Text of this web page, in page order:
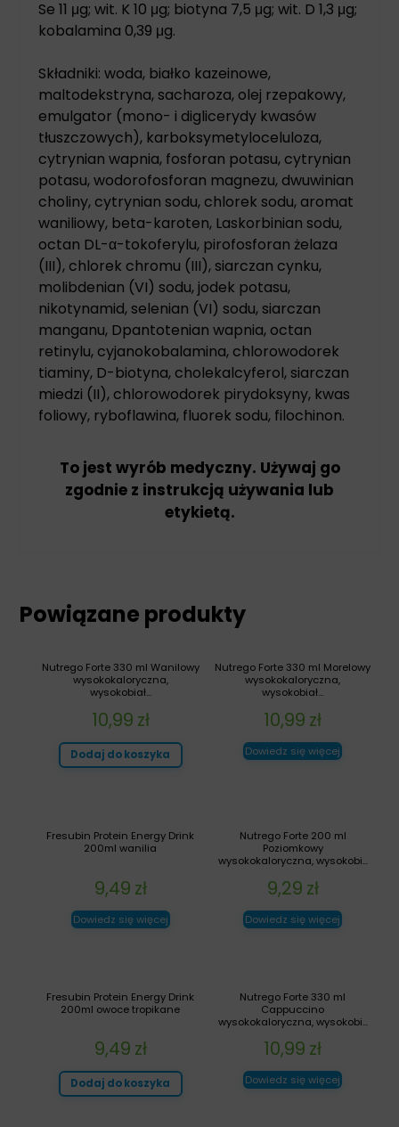
Se 11 μg; wit. K 10 μg; biotyna 7,5 μg; wit. D 1,3 μg;
kobalamina 0,39 μg.
Składniki: woda, białko kazeinowe,
maltodekstryna, sacharoza, olej rzepakowy,
emulgator (mono- i diglicerydy kwasów
tłuszczowych), karboksymetyloceluloza,
cytrynian wapnia, fosforan potasu, cytrynian
potasu, wodorofosforan magnezu, dwuwinian
choliny, cytrynian sodu, chlorek sodu, aromat
waniliowy, beta-karoten, Laskorbinian sodu,
octan DL-α-tokoferylu, pirofosforan żelaza
(III), chlorek chromu (III), siarczan cynku,
molibdenian (VI) sodu, jodek potasu,
nikotynamid, selenian (VI) sodu, siarczan
manganu, Dpantotenian wapnia, octan
retinylu, cyjanokobalamina, chlorowodorek
tiaminy, D-biotyna, cholekalcyferol, siarczan
miedzi (II), chlorowodorek pirydoksyny, kwas
foliowy, ryboflawina, fluorek sodu, filochinon.
To jest wyrób medyczny. Używaj go
zgodnie z instrukcją używania lub
etykietą.
Powiązane produkty
Nutrego Forte 330 ml Morelowy
wysokokaloryczna,
wysokobiał...
10,99 zł
Dowiedz się więcej
Nutrego Forte 330 ml Wanilowy
wysokokaloryczna,
wysokobiał...
10,99 zł
Dodaj do koszyka
Nutrego Forte 200 ml
Poziomkowy
wysokokaloryczna, wysokobi...
9,29 zł
Dowiedz się więcej
Fresubin Protein Energy Drink
200ml wanilia
9,49 zł
Dowiedz się więcej
Nutrego Forte 330 ml
Cappuccino
wysokokaloryczna, wysokobi...
10,99 zł
Dowiedz się więcej
Fresubin Protein Energy Drink
200ml owoce tropikane
9,49 zł
Dodaj do koszyka